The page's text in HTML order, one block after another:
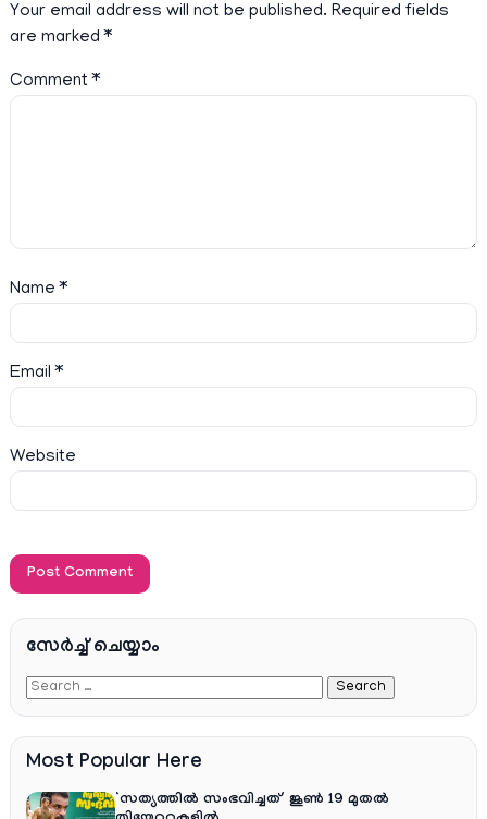
Your email address will not be published. Required fields
are marked*
Comment*
Name*
Email*
Website
സേര്‍ച്ച്‌ ചെയ്യാം
Most Popular Here
‘സത്യത്തിൽ സംഭവിച്ചത്’ ജൂൺ 19 മുതൽ